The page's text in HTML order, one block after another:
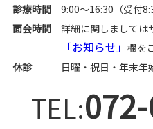
診療時間
9:00～16:30（受付
面会時間
詳細に関しましては
「お知らせ」 欄を
休診
日曜・祝日・年末年
TEL: